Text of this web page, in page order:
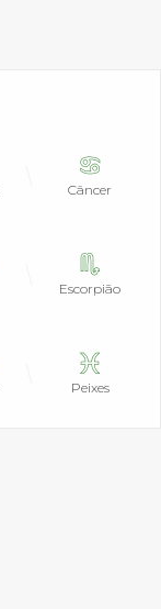
Câncer
Escorpião
Peixes